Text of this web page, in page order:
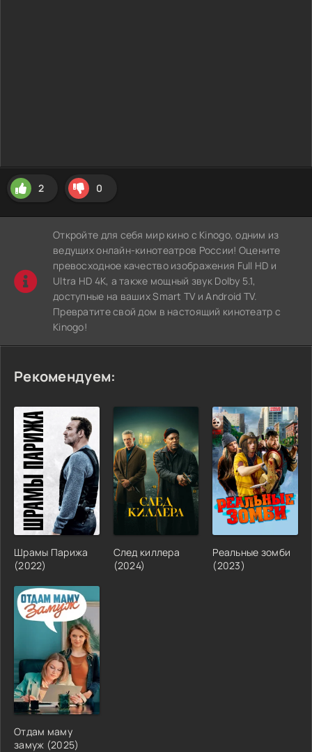
2 0
Откройте для себя мир кино с Kinogo, одним из
ведущих онлайн-кинотеатров России! Оцените
превосходное качество изображения Full HD и
Ultra HD 4K, а также мощный звук Dolby 5.1,
доступные на ваших Smart TV и Android TV.
Превратите свой дом в настоящий кинотеатр с
Kinogo!
Рекомендуем:
Шрамы Парижа
(2022)
След киллера
(2024)
Реальные зомби
(2023)
Отдам маму
замуж (2025)